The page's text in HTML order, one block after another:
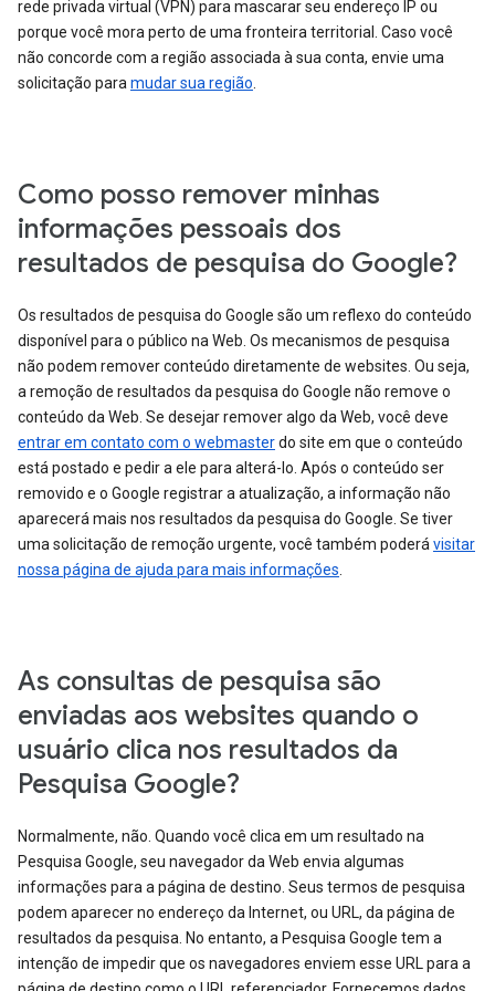
rede privada virtual (VPN) para mascarar seu endereço IP ou
porque você mora perto de uma fronteira territorial. Caso você
não concorde com a região associada à sua conta, envie uma
solicitação para mudar sua região
Como posso remover minhas
informações pessoais dos
resultados de pesquisa do Google?
Os resultados de pesquisa do Google são um reflexo do conteúdo
disponível para o público na Web. Os mecanismos de pesquisa
não podem remover conteúdo diretamente de websites. Ou seja,
a remoção de resultados da pesquisa do Google não remove o
conteúdo da Web. Se desejar remover algo da Web, você deve
entrar em contato com o webmasterdo site em que o conteúdo
está postado e pedir a ele para alterá-lo. Após o conteúdo ser
removido e o Google registrar a atualização, a informação não
aparecerá mais nos resultados da pesquisa do Google. Se tiver
uma solicitação de remoção urgente, você também poderá visitar
nossa página de ajuda para mais informações
As consultas de pesquisa são
enviadas aos websites quando o
usuário clica nos resultados da
Pesquisa Google?
Normalmente, não. Quando você clica em um resultado na
Pesquisa Google, seu navegador da Web envia algumas
informações para a página de destino. Seus termos de pesquisa
podem aparecer no endereço da Internet, ou URL, da página de
resultados da pesquisa. No entanto, a Pesquisa Google tem a
intenção de impedir que os navegadores enviem esse URL para a